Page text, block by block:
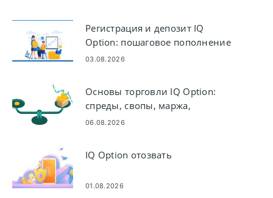
Регистрация и депозит IQ
Option: пошаговое пополнение
счета
03.08.2026
Основы торговли IQ Option:
спреды, свопы, маржа,
кредитное плечо
06.08.2026
IQ Option отозвать
01.08.2026